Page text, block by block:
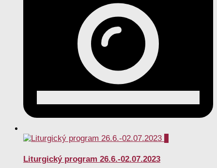
Liturgický program 26.6.-02.07.2023